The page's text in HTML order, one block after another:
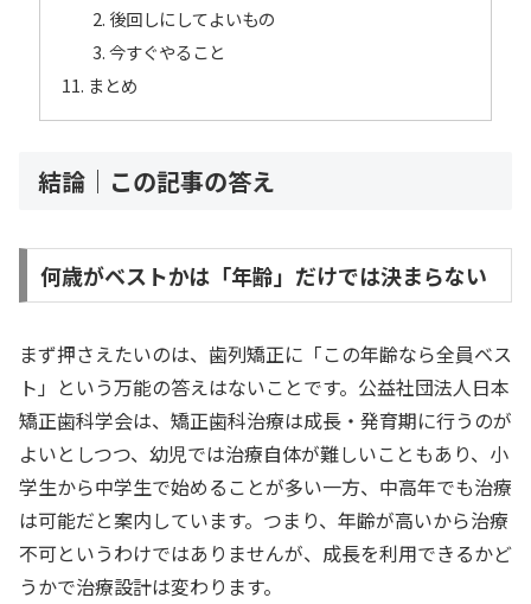
後回しにしてよいもの
今すぐやること
まとめ
結論｜この記事の答え
何歳がベストかは「年齢」だけでは決まらない
まず押さえたいのは、歯列矯正に「この年齢なら全員ベス
ト」という万能の答えはないことです。公益社団法人日本
矯正歯科学会は、矯正歯科治療は成長・発育期に行うのが
よいとしつつ、幼児では治療自体が難しいこともあり、小
学生から中学生で始めることが多い一方、中高年でも治療
は可能だと案内しています。つまり、年齢が高いから治療
不可というわけではありませんが、成長を利用できるかど
うかで治療設計は変わります。